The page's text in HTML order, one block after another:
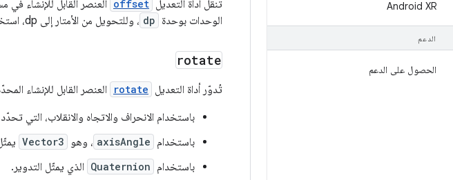
Android XR
الدعم
الحصول على الدعم
تنقل أداة التعديل offset العنصر القابل للإنشاء في
الوحدات بوحدة dp ، وللتحويل من الأمتار إلى dp، استخدِم
rotate
تُدوّر أداة التعديل rotate
العنصر القابل للإنشاء
باستخدام الانحراف والاتجاه والانقلاب، التي
باستخدام axisAngle ، وهو Vector3
باستخدام Quaternion الذي يمثّل التدوير.